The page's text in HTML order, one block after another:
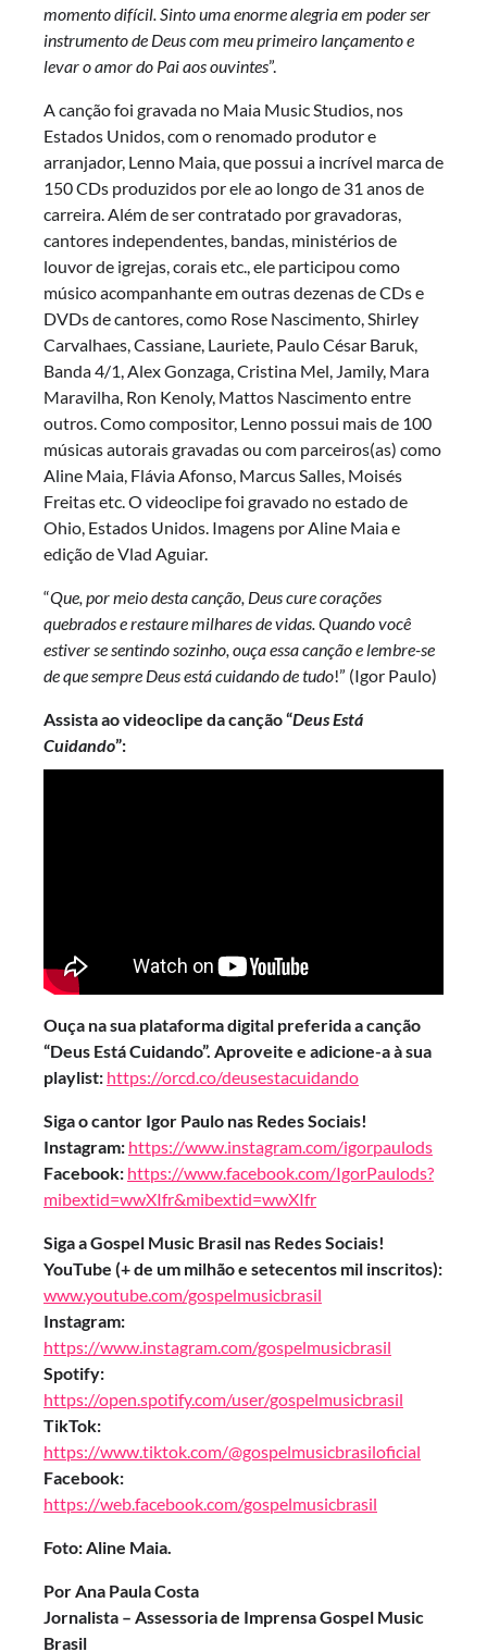
momento difícil. Sinto uma enorme alegria em poder ser
instrumento de Deus com meu primeiro lançamento e
levar o amor do Pai aos ouvintes”.
A canção foi gravada no Maia Music Studios, nos
Estados Unidos, com o renomado produtor e
arranjador, Lenno Maia, que possui a incrível marca de
150 CDs produzidos por ele ao longo de 31 anos de
carreira. Além de ser contratado por gravadoras,
cantores independentes, bandas, ministérios de
louvor de igrejas, corais etc., ele participou como
músico acompanhante em outras dezenas de CDs e
DVDs de cantores, como Rose Nascimento, Shirley
Carvalhaes, Cassiane, Lauriete, Paulo César Baruk,
Banda 4/1, Alex Gonzaga, Cristina Mel, Jamily, Mara
Maravilha, Ron Kenoly, Mattos Nascimento entre
outros. Como compositor, Lenno possui mais de 100
músicas autorais gravadas ou com parceiros(as) como
Aline Maia, Flávia Afonso, Marcus Salles, Moisés
Freitas etc. O videoclipe foi gravado no estado de
Ohio, Estados Unidos. Imagens por Aline Maia e
edição de Vlad Aguiar.
“Que, por meio desta canção, Deus cure corações
quebrados e restaure milhares de vidas. Quando você
estiver se sentindo sozinho, ouça essa canção e lembre-se
de que sempre Deus está cuidando de tudo!” (Igor Paulo)
Assista ao videoclipe da canção “Deus Está
Cuidando”:
Ouça na sua plataforma digital preferida a canção
“Deus Está Cuidando”. Aproveite e adicione-a à sua
playlist: https://orcd.co/deusestacuidando
Siga o cantor Igor Paulo nas Redes Sociais!
Instagram: https://www.instagram.com/igorpaulods
Facebook: https://www.facebook.com/IgorPaulods?
mibextid=wwXIfr&mibextid=wwXIfr
Siga a Gospel Music Brasil nas Redes Sociais!
YouTube (+ de um milhão e setecentos mil inscritos):
www.youtube.com/gospelmusicbrasil
Instagram:
https://www.instagram.com/gospelmusicbrasil
Spotify:
https://open.spotify.com/user/gospelmusicbrasil
TikTok:
https://www.tiktok.com/@gospelmusicbrasiloficial
Facebook:
https://web.facebook.com/gospelmusicbrasil
Foto: Aline Maia.
Por Ana Paula Costa
Jornalista – Assessoria de Imprensa Gospel Music
Brasil